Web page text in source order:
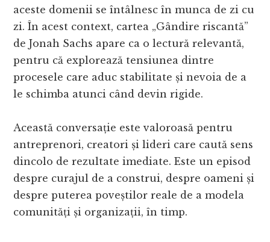
aceste domenii se întâlnesc în munca de zi cu
zi. În acest context, cartea „Gândire riscantă”
de Jonah Sachs apare ca o lectură relevantă,
pentru că explorează tensiunea dintre
procesele care aduc stabilitate și nevoia de a
le schimba atunci când devin rigide.
Această conversație este valoroasă pentru
antreprenori, creatori și lideri care caută sens
dincolo de rezultate imediate. Este un episod
despre curajul de a construi, despre oameni și
despre puterea poveștilor reale de a modela
comunități și organizații, în timp.